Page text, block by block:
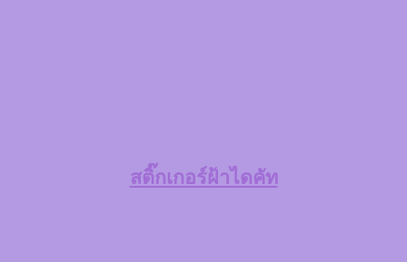
สติ๊กเกอร์ฝ้าไดคัท